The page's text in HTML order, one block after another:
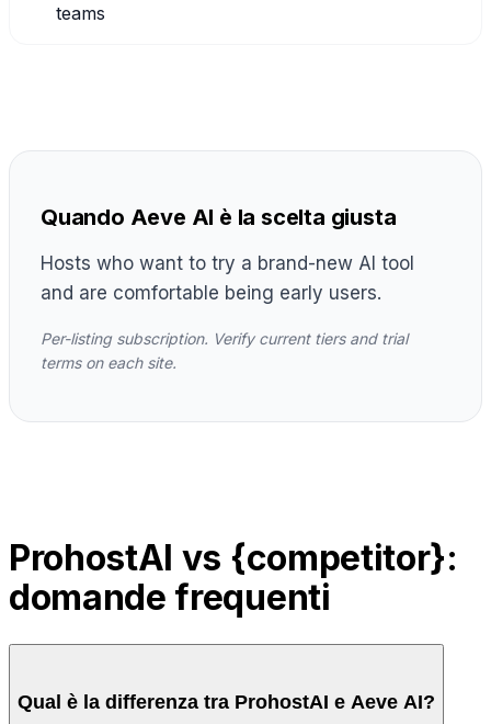
teams
Quando Aeve AI è la scelta giusta
Hosts who want to try a brand-new AI tool
and are comfortable being early users.
Per-listing subscription. Verify current tiers and trial
terms on each site.
ProhostAI vs {competitor}:
domande frequenti
Qual è la differenza tra ProhostAI e Aeve AI?